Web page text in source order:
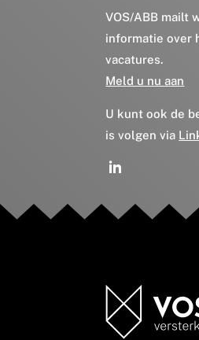
VOS/ABB mailt
informatie over
vacatures.
Meld u nu aan
U kunt ook de
is volgen via